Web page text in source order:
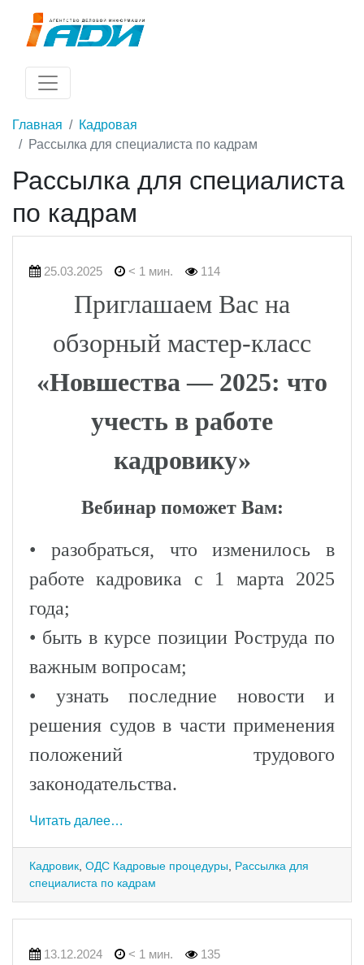
Главная
Кадровая
Рассылка для специалиста по кадрам
Рассылка для специалиста
по кадрам
25.03.2025 < 1 мин. 114
Приглашаем Вас на
обзорный мастер-класс
«Новшества — 2025: что
учесть в работе
кадровику»
Вебинар поможет Вам:
• разобраться, что изменилось в
работе кадровика с 1 марта 2025
года;
• быть в курсе позиции Роструда по
важным вопросам;
• узнать последние новости и
решения судов в части применения
положений трудового
законодательства.
Читать далее…
Кадровик ОДС Кадровые процедуры Рассылка для
специалиста по кадрам
13.12.2024 < 1 мин. 135